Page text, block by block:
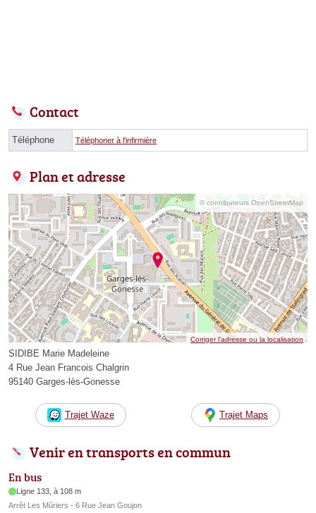
Contact
Téléphone Téléphoner à l'infirmière
Plan et adresse
© contributeurs OpenStreetMap
Corriger l’adresse ou la localisation
SIDIBE Marie Madeleine
4 Rue Jean Francois Chalgrin
95140 Garges-lès-Gonesse
Trajet Waze Trajet Maps
Venir en transports en commun
En bus
Ligne 133, à 108 m
Arrêt Les Mûriers - 6 Rue Jean Goujon